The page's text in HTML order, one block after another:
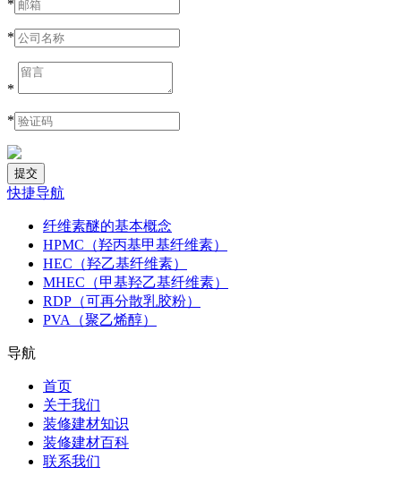
*
*
*
*
快捷导航
纤维素醚的基本概念
HPMC（羟丙基甲基纤维素）
HEC（羟乙基纤维素）
MHEC（甲基羟乙基纤维素）
RDP（可再分散乳胶粉）
PVA（聚乙烯醇）
导航
首页
关于我们
装修建材知识
装修建材百科
联系我们